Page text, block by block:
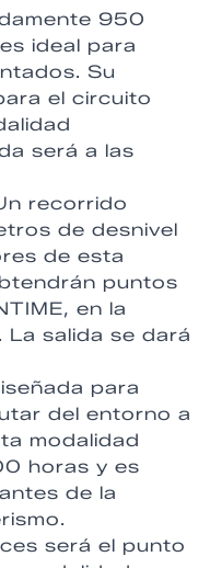
950
ideal para
Su
el circuito
será a las
recorrido
de desnivel
de esta
puntos
en la
La salida se dará
para
del entorno a
modalidad
horas y es
de la
será el punto